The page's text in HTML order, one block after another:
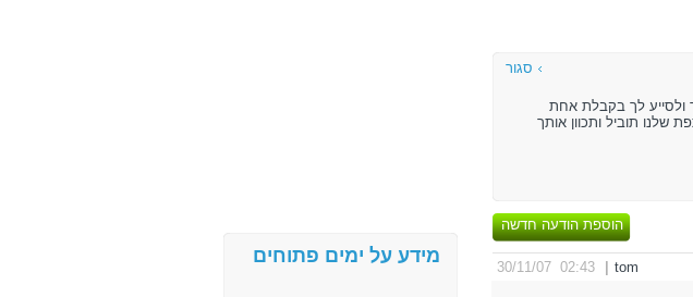
ולסייע לך בקבלת אחת
תוביל ותכוון אותך
סגור
הוספת הודעה חדשה
tom
02:43 30/11/07
מידע על ימים פתוחים